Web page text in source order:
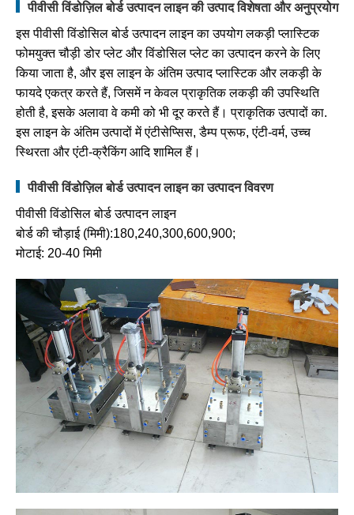
पीवीसी विंडोज़िल बोर्ड उत्पादन लाइन की उत्पाद विशेषता और अनुप्रयोग
इस पीवीसी विंडोसिल बोर्ड उत्पादन लाइन का उपयोग लकड़ी प्लास्टिक
फोमयुक्त चौड़ी डोर प्लेट और विंडोसिल प्लेट का उत्पादन करने के लिए
किया जाता है, और इस लाइन के अंतिम उत्पाद प्लास्टिक और लकड़ी के
फायदे एकत्र करते हैं, जिसमें न केवल प्राकृतिक लकड़ी की उपस्थिति
होती है, इसके अलावा वे कमी को भी दूर करते हैं। प्राकृतिक उत्पादों का.
इस लाइन के अंतिम उत्पादों में एंटीसेप्सिस, डैम्प प्रूफ, एंटी-वर्म, उच्च
स्थिरता और एंटी-क्रैकिंग आदि शामिल हैं।
पीवीसी विंडोज़िल बोर्ड उत्पादन लाइन का उत्पादन विवरण
पीवीसी विंडोसिल बोर्ड उत्पादन लाइन
बोर्ड की चौड़ाई (मिमी):180,240,300,600,900;
मोटाई: 20-40 मिमी